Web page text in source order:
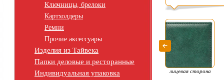
Ключницы, брелоки
Картхолдеры
Ремни
Прочие аксессуары
Изделия из Тайвека
Папки деловые и ресторанные
Индивидуальная упаковка
лицевая сторона